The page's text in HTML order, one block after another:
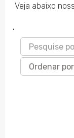
Veja abaixo
'